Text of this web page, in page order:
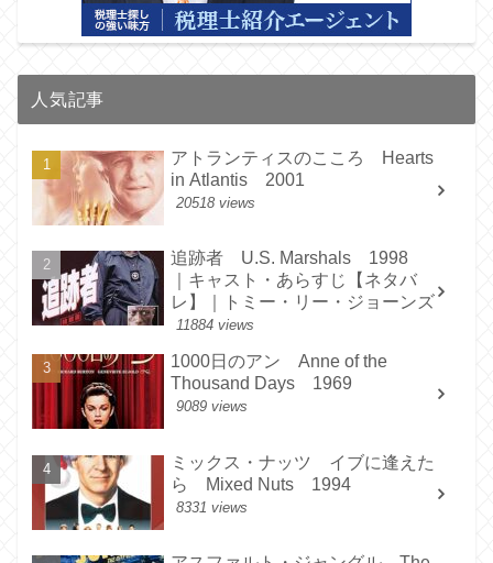
人気記事
アトランティスのこころ Hearts
in Atlantis 2001
20518 views
追跡者 U.S. Marshals 1998
｜キャスト・あらすじ【ネタバ
レ】｜トミー・リー・ジョーンズ
11884 views
1000日のアン Anne of the
Thousand Days 1969
9089 views
ミックス・ナッツ イブに逢えた
ら Mixed Nuts 1994
8331 views